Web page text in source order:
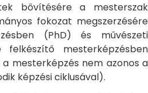
bővítésére a mesterszak
fokozat megszerzésére
(PhD) és művészeti
felkészítő mesterképzésben
mesterképzés nem azonos a
képzési ciklusával).